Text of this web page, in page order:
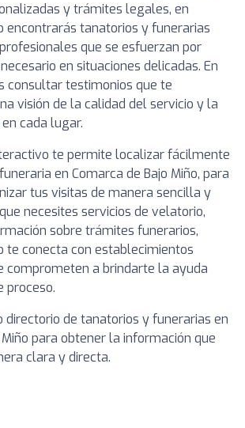
y trámites legales, en
encontrarás tanatorios y funerarias
que se esfuerzan por
en situaciones delicadas. En
consultar testimonios que te
visión de la calidad del servicio y la
cada lugar.
te permite localizar fácilmente
en Comarca de Bajo Miño, para
tus visitas de manera sencilla y
necesites servicios de velatorio,
sobre trámites funerarios,
te conecta con establecimientos
comprometen a brindarte la ayuda
proceso.
directorio de tanatorios y funerarias en
para obtener la información que
clara y directa.